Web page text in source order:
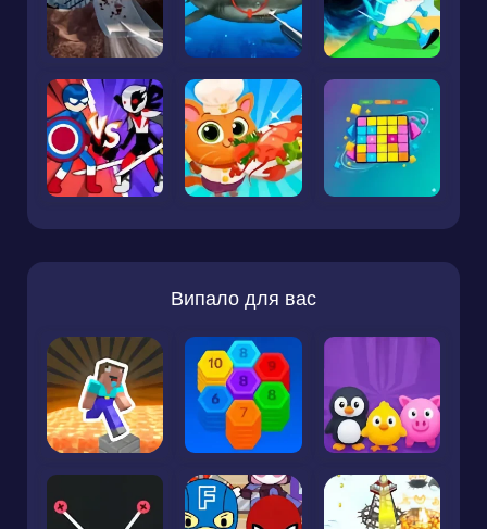
Випало для вас